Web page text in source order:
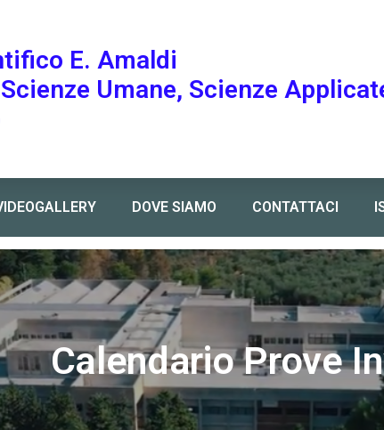
E. Amaldi
Umane, Scienze
DOVE SIAMO CONTATTACI
Calendario Prove